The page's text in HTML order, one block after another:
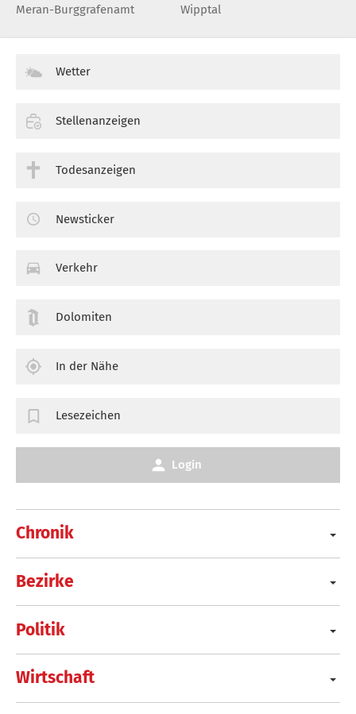
Meran-Burggrafenamt Wipptal
Chronik
Bezirke
Politik
Wirtschaft
Wetter
Stellenanzeigen
Todesanzeigen
Newsticker
Verkehr
Dolomiten
In der Nähe
Lesezeichen
Login